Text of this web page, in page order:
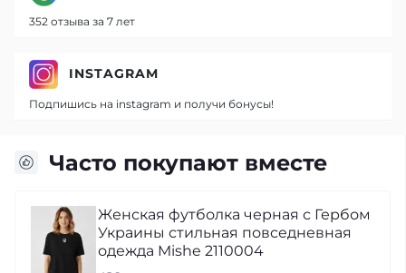
Часто покупают вместе
Женская футболка черная с Гербом
Украины стильная повседневная
одежда Mishe 2110004
352 отзыва за 7 лет
INSTAGRAM
Подпишись на instagram и получи бонусы!